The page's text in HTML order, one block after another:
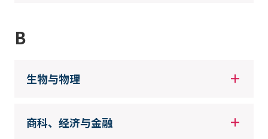
B
生物与物理
商科、经济与金融